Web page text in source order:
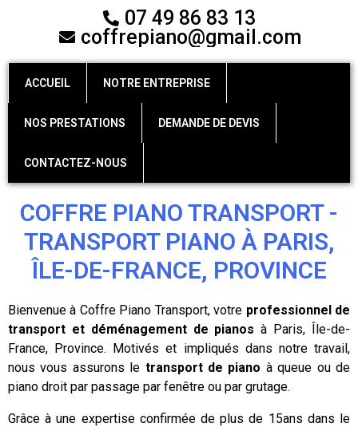
07 49 86 83 13
coffrepiano@gmail.com
ACCUEIL NOTRE ENTREPRISE
NOS PRESTATIONS DEMANDE DE DEVIS
CONTACTEZ-NOUS
COFFRE PIANO TRANSPORT -
TRANSPORT PIANO À PARIS,
ÎLE-DE-FRANCE, PROVINCE
Bienvenue à Coffre Piano Transport, votre professionnel de
transport et déménagement de pianos à Paris, Île-de-
France, Province. Motivés et impliqués dans notre travail,
nous vous assurons le transport de piano à queue ou de
piano droit par passage par fenêtre ou par grutage.
Grâce à une expertise confirmée de plus de 15ans dans le